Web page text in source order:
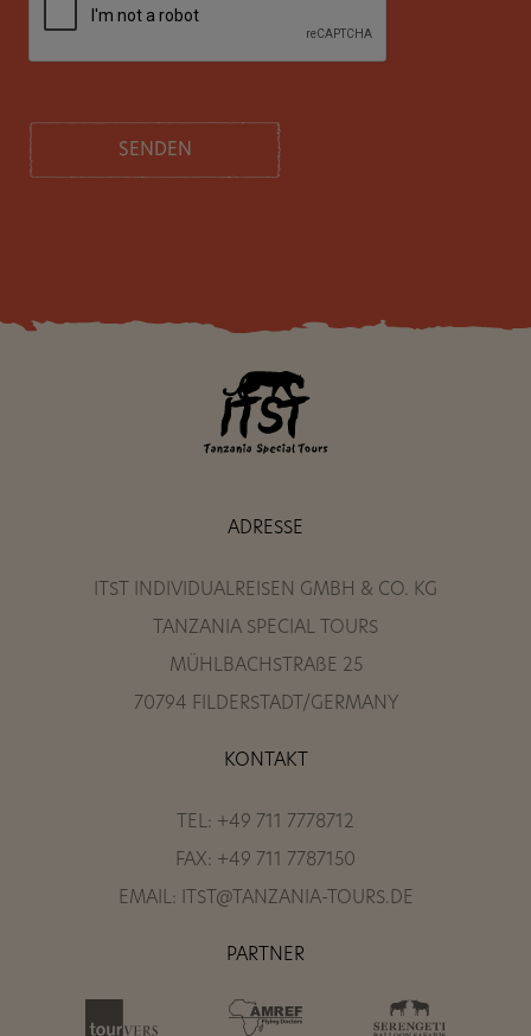
ADRESSE
ITST INDIVIDUALREISEN GMBH & CO. KG
TANZANIA SPECIAL TOURS
MÜHLBACHSTRAßE 25
70794 FILDERSTADT/GERMANY
KONTAKT
TEL: +49 711 7778712
FAX: +49 711 7787150
EMAIL: ITST@TANZANIA-TOURS.DE
PARTNER